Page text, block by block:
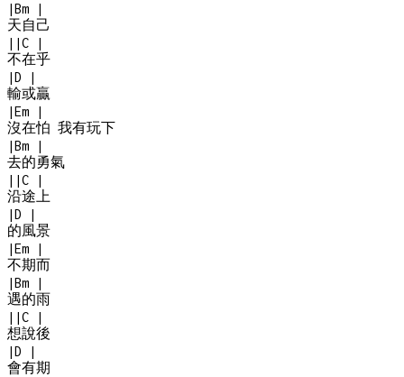
|Bm
|
天自己
| |C
|
不在乎
|D
|
輸或贏
|Em
|
沒在怕 我有玩下
|Bm
|
去的勇氣
| |C
|
沿途上
|D
|
的風景
|Em
|
不期而
|Bm
|
遇的雨
| |C
|
想說後
|D
|
會有期